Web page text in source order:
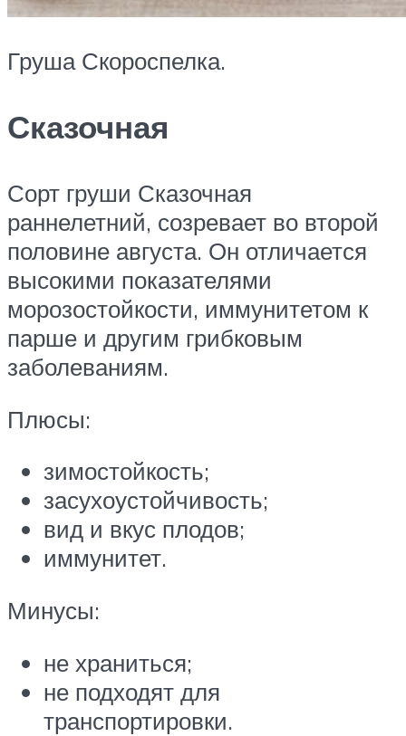
Груша Скороспелка.
Сказочная
Сорт груши Сказочная
раннелетний, созревает во второй
половине августа. Он отличается
высокими показателями
морозостойкости, иммунитетом к
парше и другим грибковым
заболеваниям.
Плюсы:
зимостойкость;
засухоустойчивость;
вид и вкус плодов;
иммунитет.
Минусы:
не храниться;
не подходят для
транспортировки.